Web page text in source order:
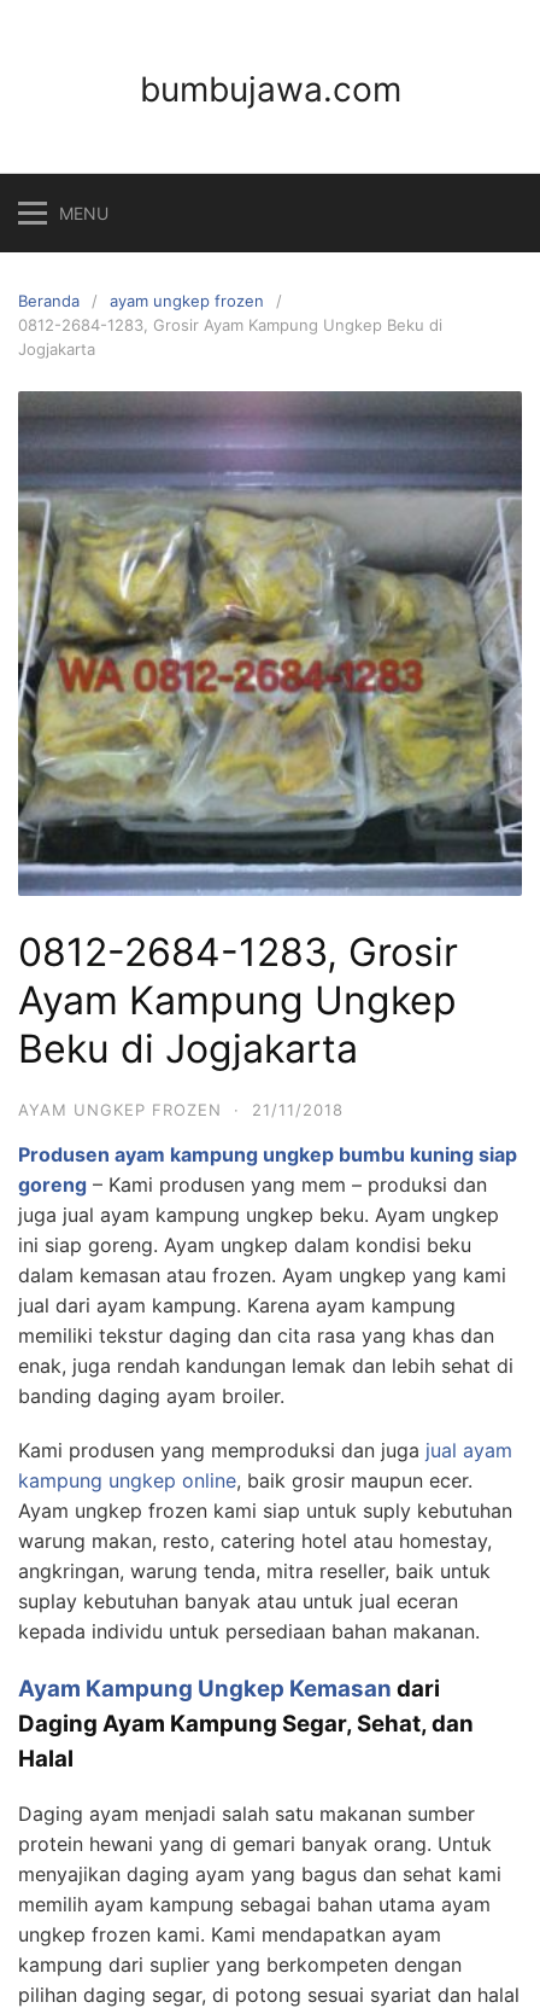
bumbujawa.com
MENU
Beranda
ayam ungkep frozen
0812-2684-1283, Grosir Ayam Kampung Ungkep Beku di
Jogjakarta
0812-2684-1283, Grosir
Ayam Kampung Ungkep
Beku di Jogjakarta
AYAM UNGKEP FROZEN · 21/11/2018
Produsen ayam kampung ungkep bumbu kuning siap
goreng – Kami produsen yang mem – produksi dan
juga jual ayam kampung ungkep beku. Ayam ungkep
ini siap goreng. Ayam ungkep dalam kondisi beku
dalam kemasan atau frozen. Ayam ungkep yang kami
jual dari ayam kampung. Karena ayam kampung
memiliki tekstur daging dan cita rasa yang khas dan
enak, juga rendah kandungan lemak dan lebih sehat di
banding daging ayam broiler.
Kami produsen yang memproduksi dan juga jual ayam
kampung ungkep online, baik grosir maupun ecer.
Ayam ungkep frozen kami siap untuk suply kebutuhan
warung makan, resto, catering hotel atau homestay,
angkringan, warung tenda, mitra reseller, baik untuk
suplay kebutuhan banyak atau untuk jual eceran
kepada individu untuk persediaan bahan makanan.
Ayam Kampung Ungkep Kemasan dari
Daging Ayam Kampung Segar, Sehat, dan
Halal
Daging ayam menjadi salah satu makanan sumber
protein hewani yang di gemari banyak orang. Untuk
menyajikan daging ayam yang bagus dan sehat kami
memilih ayam kampung sebagai bahan utama ayam
ungkep frozen kami. Kami mendapatkan ayam
kampung dari suplier yang berkompeten dengan
pilihan daging segar, di potong sesuai syariat dan halal